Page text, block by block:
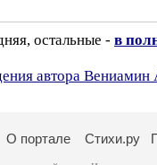
остальные - в
автора Вениамин
О портале Стихи.ру